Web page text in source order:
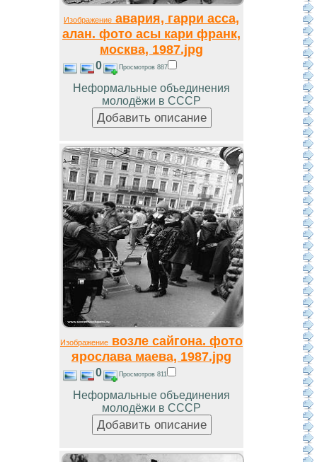
Изображение авария, гарри асса,
алан. фото асы кари франк,
москва, 1987.jpg
0 Просмотров 887
Неформальные объединения
молодёжи в СССР
Изображение возле сайгона. фото
ярослава маева, 1987.jpg
0 Просмотров 811
Неформальные объединения
молодёжи в СССР